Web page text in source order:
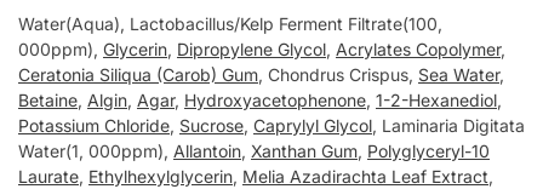
Water(Aqua), Lactobacillus/Kelp Ferment Filtrate(100,
000ppm), Glycerin, Dipropylene Glycol, Acrylates Copolymer,
Ceratonia Siliqua (Carob) Gum, Chondrus Crispus, Sea Water,
Betaine, Algin, Agar, Hydroxyacetophenone, 1-2-Hexanediol,
Potassium Chloride, Sucrose, Caprylyl Glycol, Laminaria Digitata
Water(1, 000ppm), Allantoin, Xanthan Gum, Polyglyceryl-10
Laurate, Ethylhexylglycerin, Melia Azadirachta Leaf Extract,